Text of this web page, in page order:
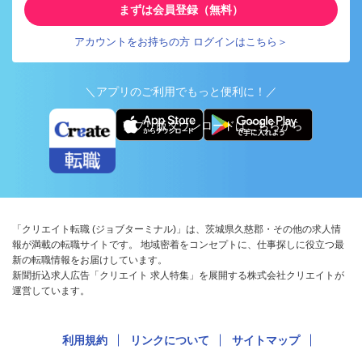
まずは会員登録（無料）
アカウントをお持ちの方 ログインはこちら＞
＼アプリのご利用でもっと便利に！／
アプリ版ダウンロードはこちらから
「クリエイト転職 (ジョブターミナル)」は、茨城県久慈郡・その他の求人情
報が満載の転職サイトです。 地域密着をコンセプトに、仕事探しに役立つ最
新の転職情報をお届けしています。
新聞折込求人広告「クリエイト 求人特集」を展開する株式会社クリエイトが
運営しています。
利用規約 リンクについて
サイトマップ